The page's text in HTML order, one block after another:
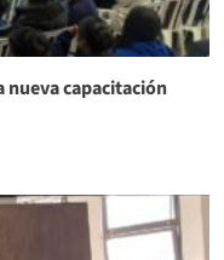
capacitación